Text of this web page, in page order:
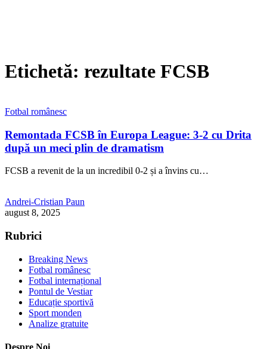
Etichetă: rezultate FCSB
Fotbal românesc
Remontada FCSB în Europa League: 3-2 cu Drita
după un meci plin de dramatism
FCSB a revenit de la un incredibil 0-2 și a învins cu…
Andrei-Cristian Paun
august 8, 2025
Rubrici
Breaking News
Fotbal românesc
Fotbal internațional
Pontul de Vestiar
Educație sportivă
Sport monden
Analize gratuite
Despre Noi